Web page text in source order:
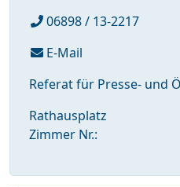
06898 / 13-2217
E-Mail
Referat für Presse- und
Rathausplatz
Zimmer Nr.: